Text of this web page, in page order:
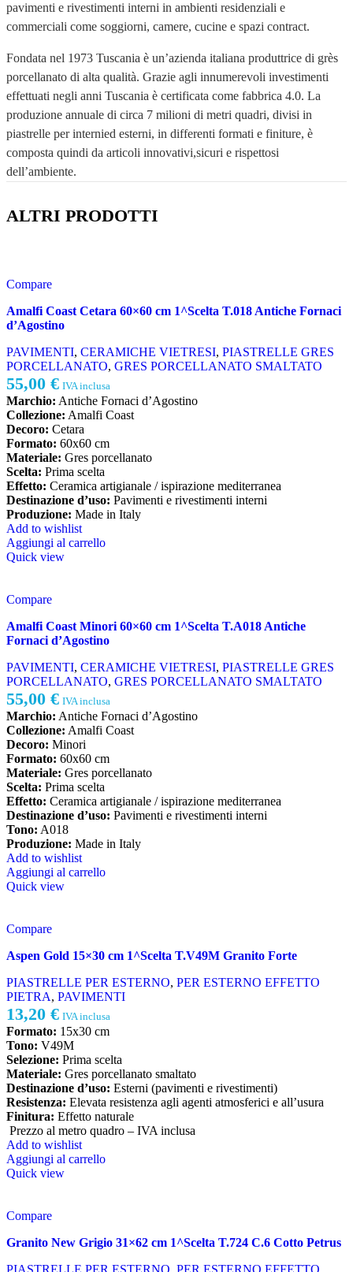
pavimenti e rivestimenti interni in ambienti residenziali e
commerciali come soggiorni, camere, cucine e spazi contract.
Fondata nel 1973 Tuscania è un’azienda italiana produttrice di grès
porcellanato di alta qualità. Grazie agli innumerevoli investimenti
effettuati negli anni Tuscania è certificata come fabbrica 4.0. La
produzione annuale di circa 7 milioni di metri quadri, divisi in
piastrelle per internied esterni, in differenti formati e finiture, è
composta quindi da articoli innovativi,sicuri e rispettosi
dell’ambiente.
ALTRI PRODOTTI
Compare
Amalfi Coast Cetara 60×60 cm 1^Scelta T.018 Antiche Fornaci
d’Agostino
PAVIMENTI, CERAMICHE VIETRESI, PIASTRELLE GRES
PORCELLANATO, GRES PORCELLANATO SMALTATO
55,00 € IVA inclusa
Marchio: Antiche Fornaci d’Agostino
Collezione: Amalfi Coast
Decoro: Cetara
Formato: 60x60 cm
Materiale: Gres porcellanato
Scelta: Prima scelta
Effetto: Ceramica artigianale / ispirazione mediterranea
Destinazione d’uso: Pavimenti e rivestimenti interni
Produzione: Made in Italy
Add to wishlist
Aggiungi al carrello
Quick view
Compare
Amalfi Coast Minori 60×60 cm 1^Scelta T.A018 Antiche
Fornaci d’Agostino
PAVIMENTI, CERAMICHE VIETRESI, PIASTRELLE GRES
PORCELLANATO, GRES PORCELLANATO SMALTATO
55,00 € IVA inclusa
Marchio: Antiche Fornaci d’Agostino
Collezione: Amalfi Coast
Decoro: Minori
Formato: 60x60 cm
Materiale: Gres porcellanato
Scelta: Prima scelta
Effetto: Ceramica artigianale / ispirazione mediterranea
Destinazione d’uso: Pavimenti e rivestimenti interni
Tono: A018
Produzione: Made in Italy
Add to wishlist
Aggiungi al carrello
Quick view
Compare
Aspen Gold 15×30 cm 1^Scelta T.V49M Granito Forte
PIASTRELLE PER ESTERNO, PER ESTERNO EFFETTO
PIETRA, PAVIMENTI
13,20 € IVA inclusa
Formato: 15x30 cm
Tono: V49M
Selezione: Prima scelta
Materiale: Gres porcellanato smaltato
Destinazione d’uso: Esterni (pavimenti e rivestimenti)
Resistenza: Elevata resistenza agli agenti atmosferici e all’usura
Finitura: Effetto naturale
Prezzo al metro quadro – IVA inclusa
Add to wishlist
Aggiungi al carrello
Quick view
Compare
Granito New Grigio 31×62 cm 1^Scelta T.724 C.6 Cotto Petrus
PIASTRELLE PER ESTERNO PER ESTERNO EFFETTO